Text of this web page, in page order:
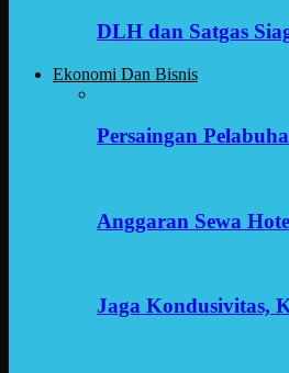
DLH dan Satgas
Ekonomi Dan Bisnis
Persaingan
Anggaran Sewa
Jaga Kondusivitas,